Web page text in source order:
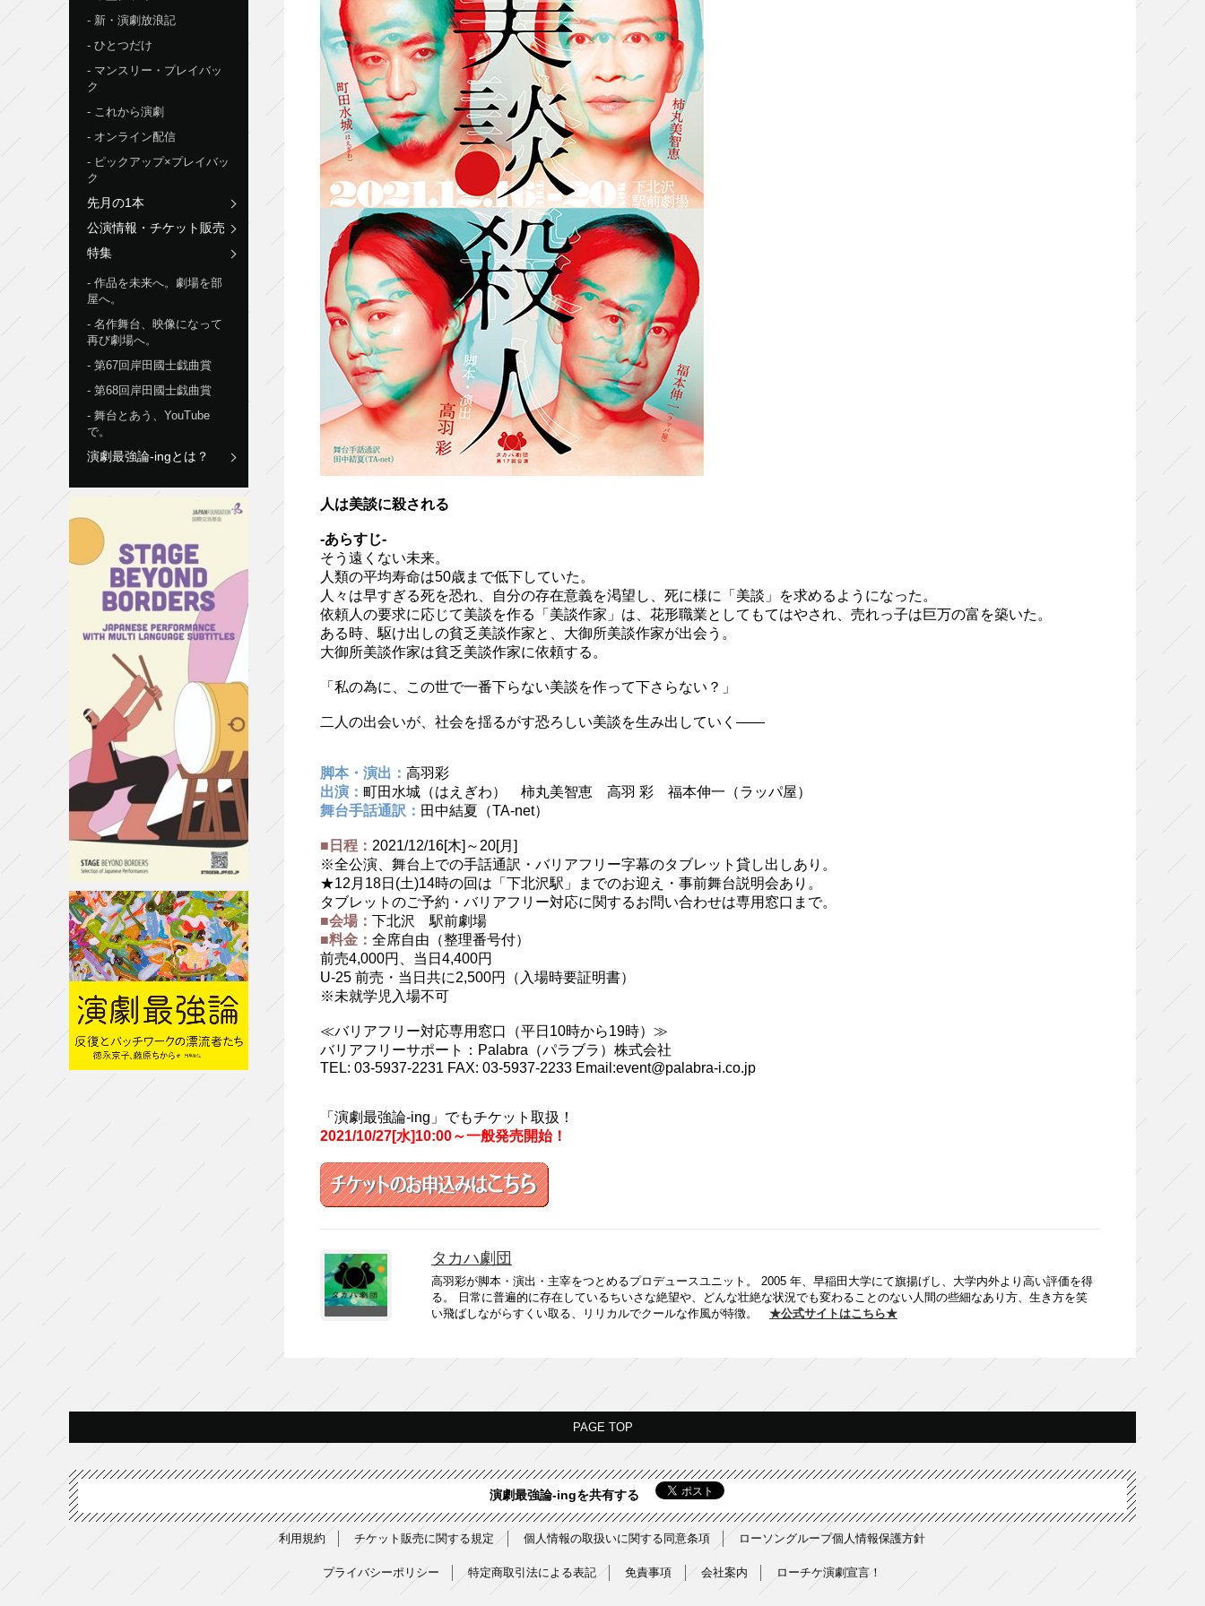
新・演劇放浪記
ひとつだけ
マンスリー・プレイバッ
ク
これから演劇
オンライン配信
ピックアップ×プレイバッ
ク
先月の1本
公演情報・チケット販売
特集
作品を未来へ。劇場を部
屋へ。
名作舞台、映像になって
再び劇場へ。
第67回岸田國士戯曲賞
第68回岸田國士戯曲賞
舞台とあう、YouTube
で。
演劇最強論-ingとは？
人は美談に殺される
-あらすじ-
そう遠くない未来。
人類の平均寿命は50歳まで低下していた。
人々は早すぎる死を恐れ、自分の存在意義を渇望し、死に様に「美談」を求めるようになった。
依頼人の要求に応じて美談を作る「美談作家」は、花形職業としてもてはやされ、売れっ子は巨万の富を築いた。
ある時、駆け出しの貧乏美談作家と、大御所美談作家が出会う。
大御所美談作家は貧乏美談作家に依頼する。
「私の為に、この世で一番下らない美談を作って下さらない？」
二人の出会いが、社会を揺るがす恐ろしい美談を生み出していく――
脚本・演出： 高羽彩
出演： 町田水城（はえぎわ） 柿丸美智恵 高羽 彩 福本伸一（ラッパ屋）
舞台手話通訳： 田中結夏（TA-net）
■日程： 2021/12/16[木]～20[月]
※全公演、舞台上での手話通訳・バリアフリー字幕のタブレット貸し出しあり。
★12月18日(土)14時の回は「下北沢駅」までのお迎え・事前舞台説明会あり。
タブレットのご予約・バリアフリー対応に関するお問い合わせは専用窓口まで。
■会場： 下北沢 駅前劇場
■料金： 全席自由（整理番号付）
前売4,000円、当日4,400円
U-25 前売・当日共に2,500円（入場時要証明書）
※未就学児入場不可
≪バリアフリー対応専用窓口（平日10時から19時）≫
バリアフリーサポート：Palabra（パラブラ）株式会社
TEL: 03-5937-2231 FAX: 03-5937-2233 Email:event@palabra-i.co.jp
「演劇最強論-ing」でもチケット取扱！
2021/10/27[水]10:00～一般発売開始！
タカハ劇団
高羽彩が脚本・演出・主宰をつとめるプロデュースユニット。 2005 年、早稲田大学にて旗揚げし、大学内外より高い評価を得
る。 日常に普遍的に存在しているちいさな絶望や、どんな壮絶な状況でも変わることのない人間の些細なあり方、生き方を笑
い飛ばしながらすくい取る、リリカルでクールな作風が特徴。 ★公式サイトはこちら★
PAGE TOP
演劇最強論-ingを共有する
利用規約 チケット販売に関する規定 個人情報の取扱いに関する同意条項 ローソングループ個人情報保護方針
プライバシーポリシー 特定商取引法による表記 免責事項 会社案内 ローチケ演劇宣言！